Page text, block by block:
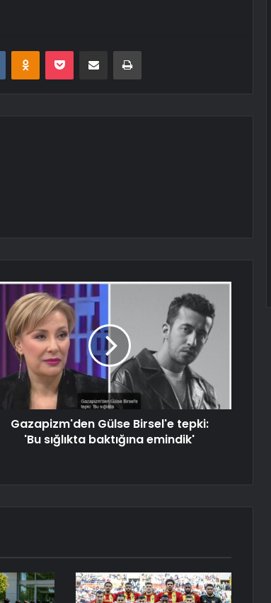
VKontakteOdnoklassniki
Pocket E-Posta ile paylaş Yazdır
Gazapizm'den Gülse Birsel'e tepki:
'Bu sığlıkta baktığına emindik'